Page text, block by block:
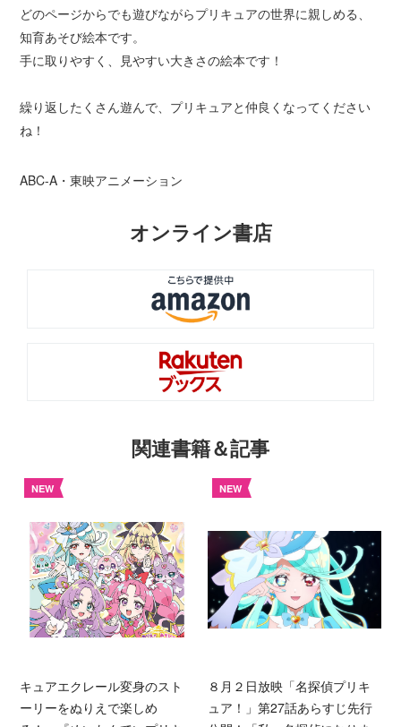
どのページからでも遊びながらプリキュアの世界に親しめる、
知育あそび絵本です。
手に取りやすく、見やすい大きさの絵本です！
繰り返したくさん遊んで、プリキュアと仲良くなってください
ね！
ABC-A・東映アニメーション
オンライン書店
関連書籍＆記事
NEW
キュアエクレール変身のスト
ーリーをぬりえで楽しめ
NEW
８月２日放映「名探偵プリキ
ュア！」第27話あらすじ先行